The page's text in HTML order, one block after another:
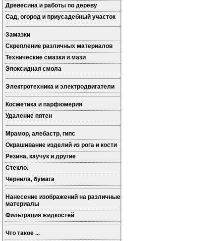
Древесина и работы по дереву
Сад, огород и приусадебный участок
Замазки
Скрепление различных материалов
Технические смазки и мази
Эпоксидная смола
Электротехника и электродвигатели
Косметика и парфюмерия
Удаление пятен
Мрамор, алебастр, гипс
Окрашивание изделий из рога и кости
Резина, каучук и другие
Стекло.
Чернила, бумага
Нанесение изображений на различные
материалы
Фильтрация жидкостей
Что такое ...